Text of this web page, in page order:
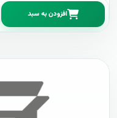
افزودن به سبد